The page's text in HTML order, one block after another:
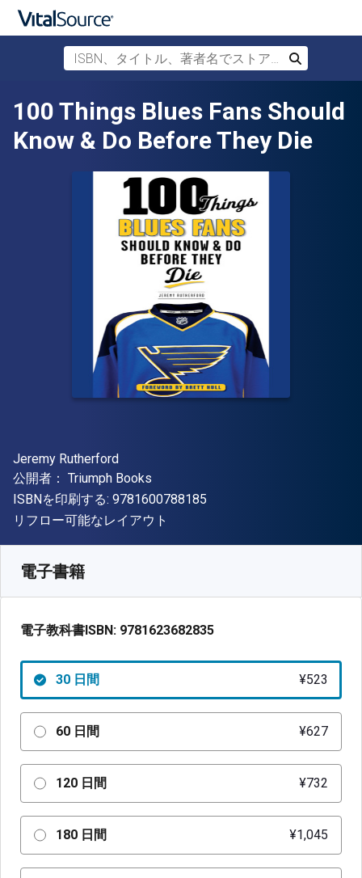
メインコンテンツへスキップ
ISBN、タイトル、著者名でストアを検索
検索
100 Things Blues Fans Should
Know & Do Before They Die
著者
Jeremy Rutherford
出版社
公開者： Triumph Books
ISBNを印刷する: 9781600788185
形式
リフロー可能なレイアウト
電子書籍
電子教科書ISBN: 9781623682835
30 日間 ¥523
60 日間 ¥627
120 日間 ¥732
180 日間 ¥1,045